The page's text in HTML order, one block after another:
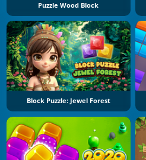
Puzzle Wood Block
Block Puzzle: Jewel Forest